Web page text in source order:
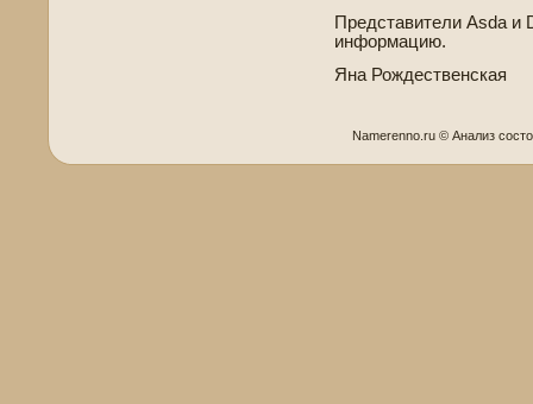
Представители Asda и
информацию.
Яна Рожде­стве­нская
Namerenno.ru © Анализ